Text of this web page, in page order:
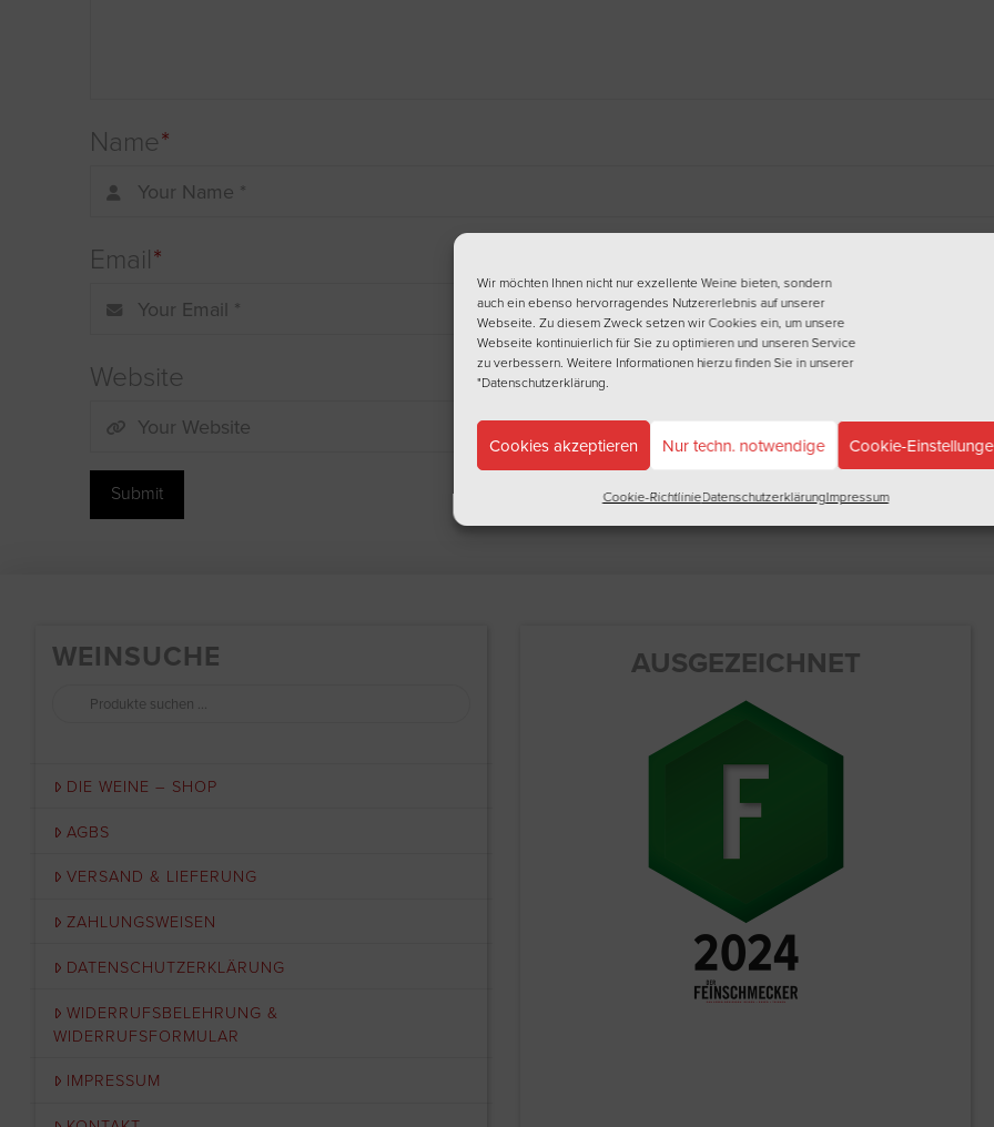
Wir möchten Ihnen nicht nur exzellente Weine bieten, sondern
auch ein ebenso hervorragendes Nutzererlebnis auf unserer
Webseite. Zu diesem Zweck setzen wir Cookies ein, um unsere
Webseite kontinuierlich für Sie zu optimieren und unseren Service
zu verbessern. Weitere Informationen hierzu finden Sie in unserer
"Datenschutzerklärung.
Cookies akzeptieren Nur techn. notwendige Cookie-
Cookie-RichtlinieDatenschutzerklärungImpressum
Name*
Email*
Website
WEINSUCHE
Suchen
DIE WEINE – SHOP
AGBS
VERSAND & LIEFERUNG
ZAHLUNGSWEISEN
DATENSCHUTZERKLÄRUNG
WIDERRUFSBELEHRUNG &
WIDERRUFSFORMULAR
IMPRESSUM
AUSGEZEICHNET